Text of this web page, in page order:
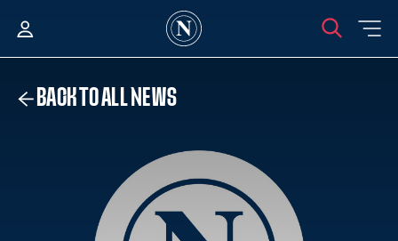
BACK TO ALL NEWS